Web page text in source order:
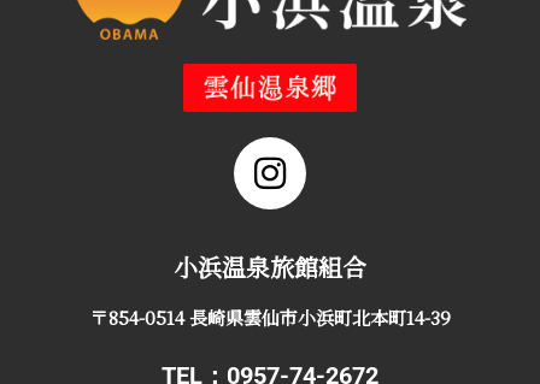
小浜温泉旅館組合
〒854-0514 長崎県雲仙市小浜町北本町14-39
TEL：0957-74-2672